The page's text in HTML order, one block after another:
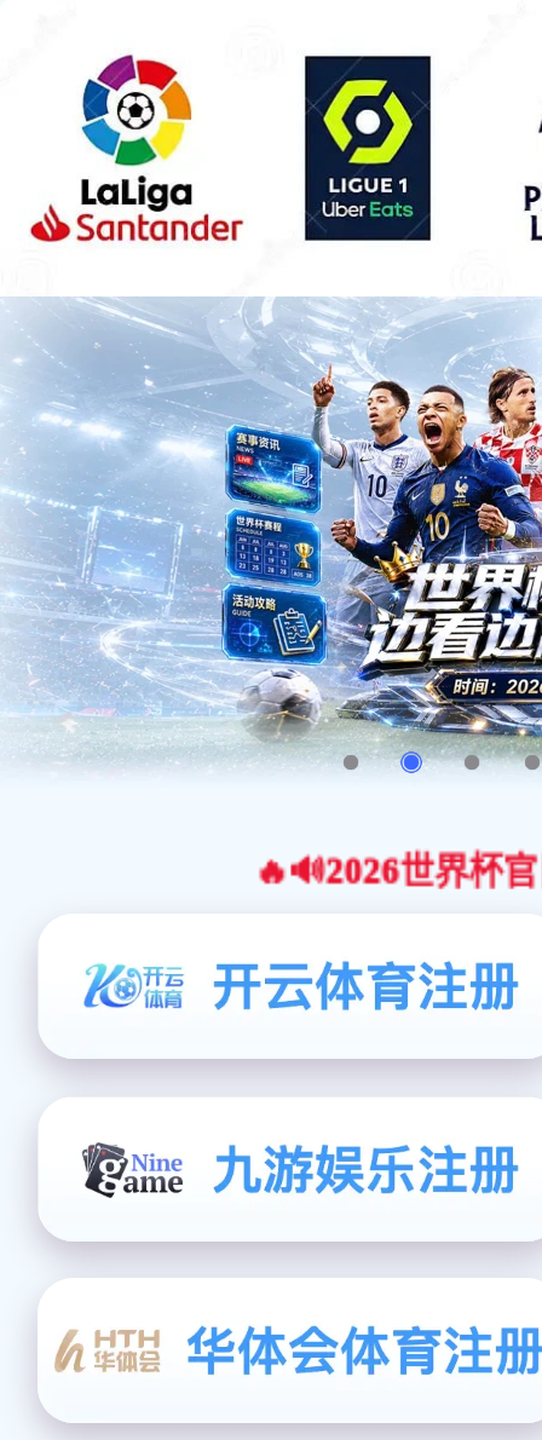
🔥🔊2026世界杯官网合